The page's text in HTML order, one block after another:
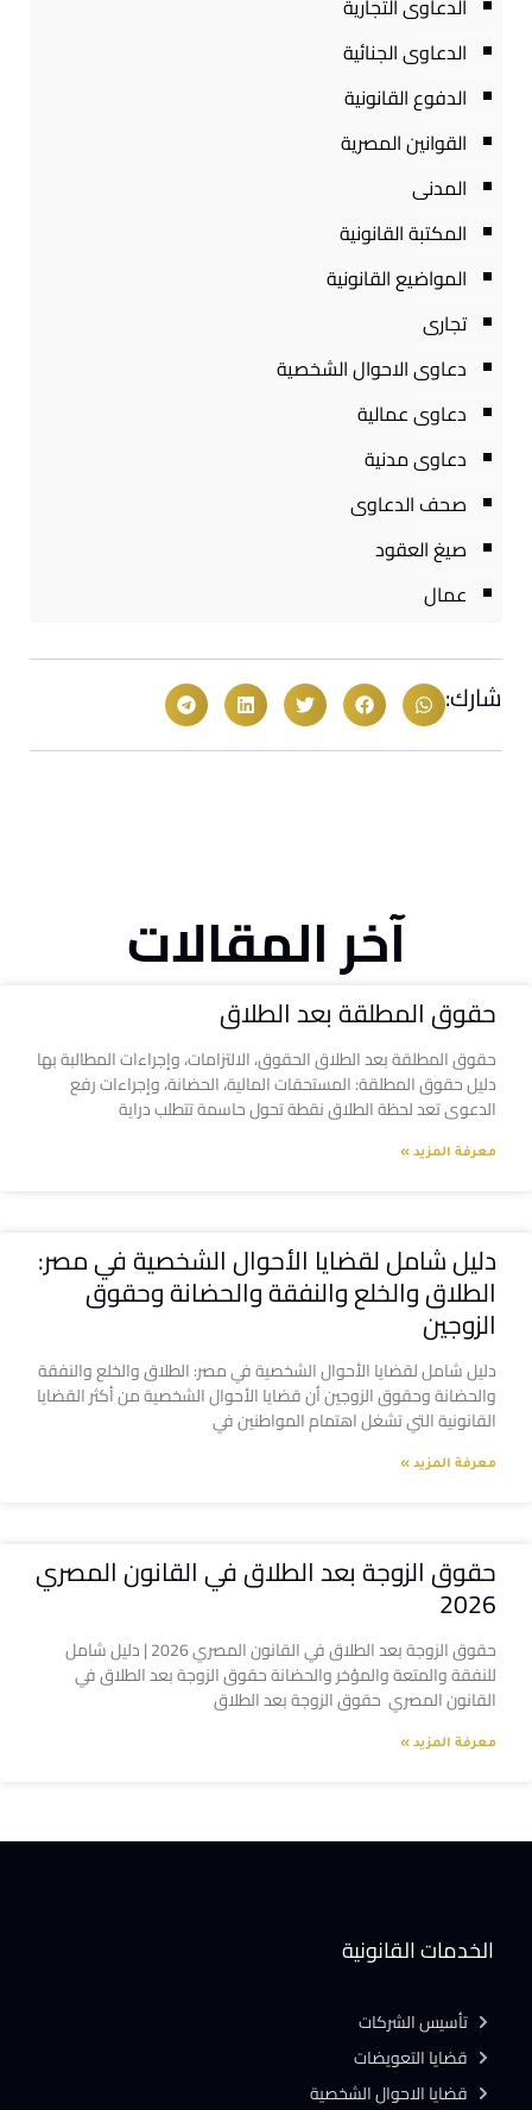
الدعاوى التجارية
الدعاوى الجنائية
الدفوع القانونية
القوانين المصرية
المدنى
المكتبة القانونية
المواضيع القانونية
تجارى
دعاوى الاحوال الشخصية
دعاوى عمالية
دعاوى مدنية
صحف الدعاوى
صيغ العقود
عمال
شارك:
آخر المقالات
حقوق المطلقة بعد الطلاق
حقوق المطلقة بعد الطلاق الحقوق، الالتزامات، وإجراءات المطالبة بها
دليل حقوق المطلقة: المستحقات المالية، الحضانة، وإجراءات رفع
الدعوى تعد لحظة الطلاق نقطة تحول حاسمة تتطلب دراية
معرفة المزيد »
دليل شامل لقضايا الأحوال الشخصية في مصر:
الطلاق والخلع والنفقة والحضانة وحقوق
الزوجين
دليل شامل لقضايا الأحوال الشخصية في مصر: الطلاق والخلع والنفقة
والحضانة وحقوق الزوجين أن قضايا الأحوال الشخصية من أكثر القضايا
القانونية التي تشغل اهتمام المواطنين في
معرفة المزيد »
حقوق الزوجة بعد الطلاق في القانون المصري
2026
حقوق الزوجة بعد الطلاق في القانون المصري 2026 | دليل شامل
للنفقة والمتعة والمؤخر والحضانة حقوق الزوجة بعد الطلاق في
القانون المصري حقوق الزوجة بعد الطلاق
معرفة المزيد »
الخدمات القانونية
تأسيس الشركات
قضايا التعويضات
قضايا الاحوال الشخصية